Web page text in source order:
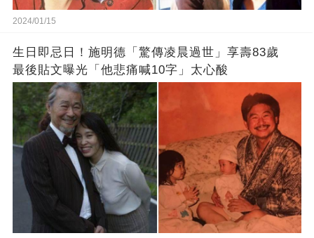
2024/01/15
生日即忌日！施明德「驚傳凌晨過世」享壽83歲
最後貼文曝光「他悲痛喊10字」太心酸